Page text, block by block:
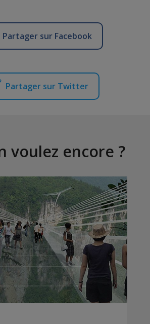
Partager sur Facebook
Partager sur Twitter
voulez encore ?